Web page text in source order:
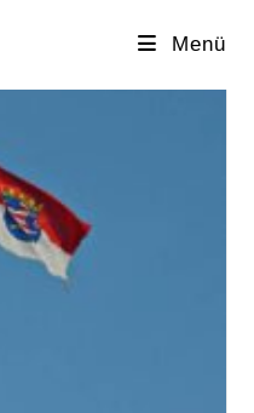
Menü